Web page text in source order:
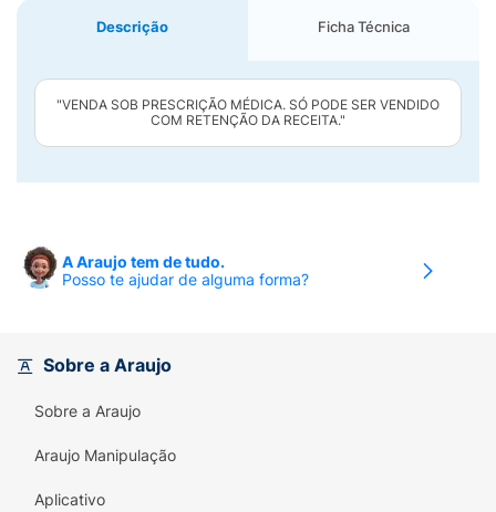
Descrição Ficha Técnica
"VENDA SOB PRESCRIÇÃO MÉDICA. SÓ PODE SER VENDIDO
COM RETENÇÃO DA RECEITA."
A Araujo tem de tudo.
Posso te ajudar de alguma forma?
Sobre a Araujo
Sobre a Araujo
Araujo Manipulação
Aplicativo